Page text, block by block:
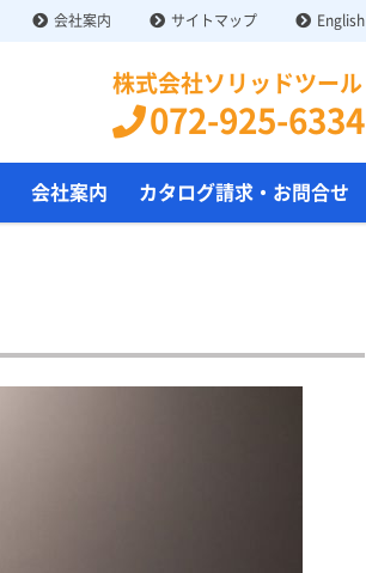
会社案内 サイトマップ English
株式会社ソリッドツール
072-925-6334
会社案内 カタログ請求・お問合せ